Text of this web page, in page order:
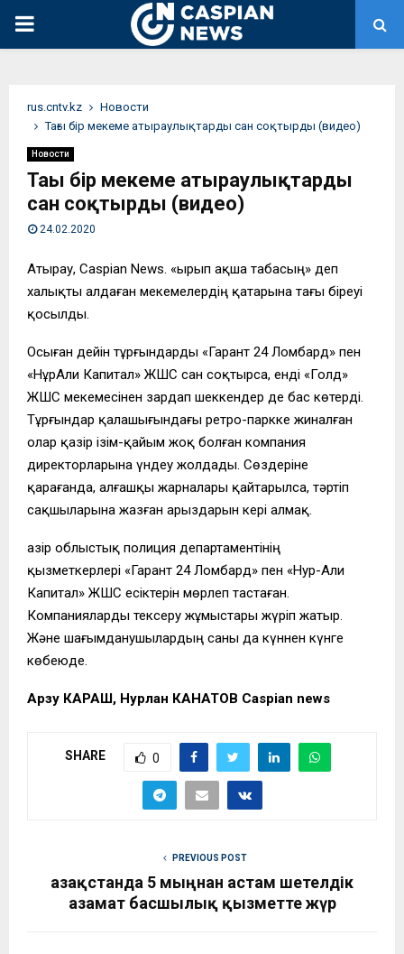
PRIMARY
rus.cntv.kz
Новости
Тағы бір мекеме атыраулықтарды сан соқтырды (видео)
Новости
Тағы бір мекеме атыраулықтарды
сан соқтырды (видео)
24.02.2020
Атырау, Caspian News. «Қырып ақша табасың» деп
халықты алдаған мекемелердің қатарына тағы біреуі
қосылды.
Осыған дейін тұрғындарды «Гарант 24 Ломбард» пен
«НұрАли Капитал» ЖШС сан соқтырса, енді «Голд»
ЖШС мекемесінен зардап шеккендер де бас көтерді.
Тұрғындар қалашығындағы ретро-паркке жиналған
олар қазір ізім-қайым жоқ болған компания
директорларына үндеу жолдады. Сөздеріне
қарағанда, алғашқы жарналары қайтарылса, тәртіп
сақшыларына жазған арыздарын кері алмақ.
Қазір облыстық полиция департаментінің
қызметкерлері «Гарант 24 Ломбард» пен «Нур-Али
Капитал» ЖШС есіктерін мөрлеп тастаған.
Компанияларды тексеру жұмыстары жүріп жатыр.
Және шағымданушылардың саны да күннен күнге
көбеюде.
Арзу КАРАШ, Нурлан КАНАТОВ Caspian news
SHARE 0
PREVIOUS POST
Қазақстанда 5 мыңнан астам шетелдік
азамат басшылық қызметте жүр